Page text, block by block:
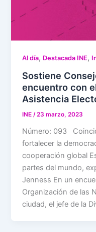
Al día, Destacada INE,
Sostiene
encuentro con
Asistencia
INE /23 marzo, 2023
Número: 093
fortalecer la
cooperación global
partes del mundo,
Jenness En un
Organización de las
ciudad, el jefe de la